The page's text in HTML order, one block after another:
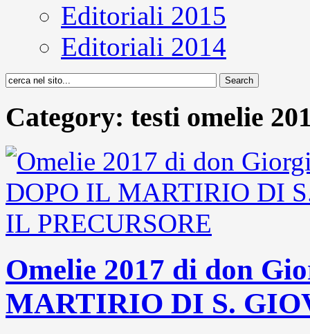
Editoriali 2015
Editoriali 2014
Category: testi omelie
Omelie 2017 di don
MARTIRIO DI S.